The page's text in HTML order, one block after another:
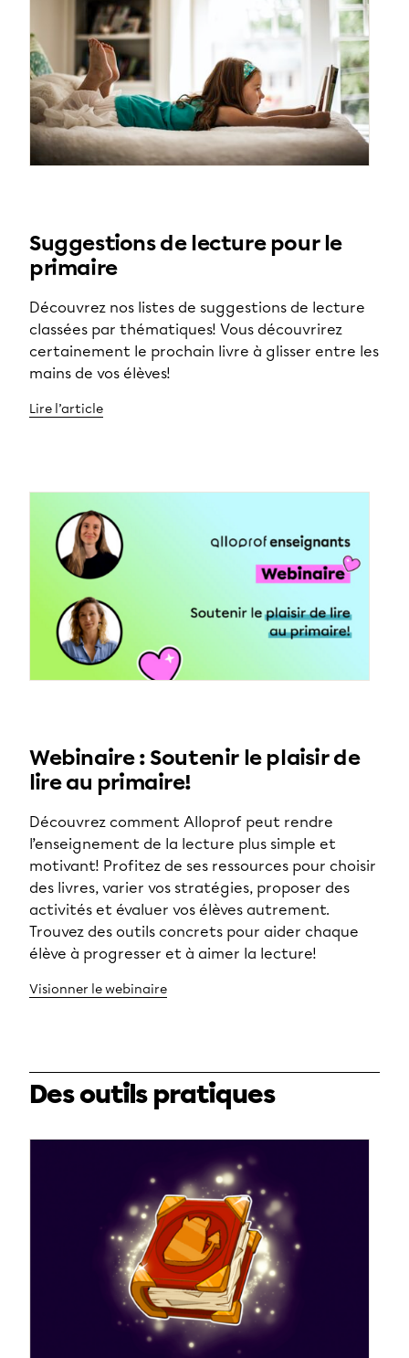
Suggestions de lecture pour le
primaire
Découvrez nos listes de suggestions de lecture
classées par thématiques! Vous découvrirez
certainement le prochain livre à glisser entre les
mains de vos élèves!
Lire l’article
Webinaire : Soutenir le plaisir de
lire au primaire!
Découvrez comment Alloprof peut rendre
l’enseignement de la lecture plus simple et
motivant! Profitez de ses ressources pour choisir
des livres, varier vos stratégies, proposer des
activités et évaluer vos élèves autrement.
Trouvez des outils concrets pour aider chaque
élève à progresser et à aimer la lecture!
Visionner le webinaire
Des outils pratiques